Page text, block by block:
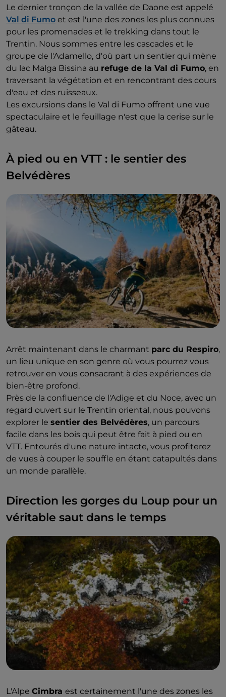
Le dernier tronçon de la vallée de Daone est appelé
Val di Fumo et est l'une des zones les plus connues
pour les promenades et le trekking dans tout le
Trentin. Nous sommes entre les cascades et le
groupe de l'Adamello, d'où part un sentier qui mène
du lac Malga Bissina au refuge de la Val di Fumo, en
traversant la végétation et en rencontrant des cours
d'eau et des ruisseaux.
Les excursions dans le Val di Fumo offrent une vue
spectaculaire et le feuillage n'est que la cerise sur le
gâteau.
À pied ou en VTT : le sentier des
Belvédères
Arrêt maintenant dans le charmant parc du Respiro,
un lieu unique en son genre où vous pourrez vous
retrouver en vous consacrant à des expériences de
bien-être profond.
Près de la confluence de l'Adige et du Noce, avec un
regard ouvert sur le Trentin oriental, nous pouvons
explorer le sentier des Belvédères, un parcours
facile dans les bois qui peut être fait à pied ou en
VTT. Entourés d'une nature intacte, vous profiterez
de vues à couper le souffle en étant catapultés dans
un monde parallèle.
Direction les gorges du Loup pour un
véritable saut dans le temps
L'Alpe Cimbra est certainement l'une des zones les